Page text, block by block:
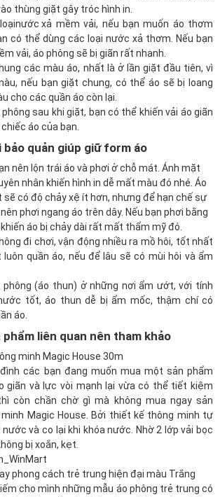
thùng giặt gây tróc hình in.
nước xả mềm vải, nếu bạn muốn áo thơm
có thể dùng các loại nước xả thơm. Nếu bạn
vải, áo phông sẽ bị giãn rất nhanh.
các màu áo, nhất là ở lần giặt đầu tiên, vì
nếu bạn giặt chung, có thể áo sẽ bị loang
cho các quần áo còn lại.
sau khi giặt, bạn có thể khiến vải áo giãn
áo của bạn.
bảo quản giúp giữ form áo
nên lộn trái áo và phơi ở chỗ mát. Ánh mặt
nhân khiến hình in dễ mất màu đó nhé. Áo
có độ chảy xệ ít hơn, nhưng để hạn chế sự
phơi ngang áo trên dây. Nếu bạn phơi bằng
áo bị chảy dài rất mất thẩm mỹ đó.
đi chơi, vận động nhiều ra mồ hôi, tốt nhất
quần áo, nếu để lâu sẽ có mùi hôi và ẩm
phông (áo thun) ở những nơi ẩm ướt, với tính
tốt, áo thun dễ bị ẩm mốc, thậm chí có
áo.
phẩm liên quan nên tham khảo
minh Magic House 30m
các bạn đang muốn mua một sản phẩm
giãn và lực vòi mạnh lại vừa có thể tiết kiệm
còn chần chờ gì mà không mua ngay sản
Magic House. Bởi thiết kế thông minh tự
và co lại khi khóa nước. Nhờ 2 lớp vải bọc
bị xoắn, kẹt.
phong cách trẻ trung hiện đại màu Trắng
cho mình những mẫu áo phông trẻ trung có